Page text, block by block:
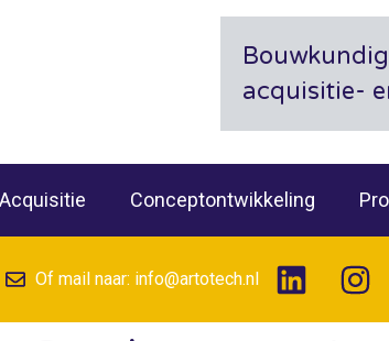
acquisitie-
Acquisitie Conceptontwikkeling
Of mail naar: info@artotech.nl